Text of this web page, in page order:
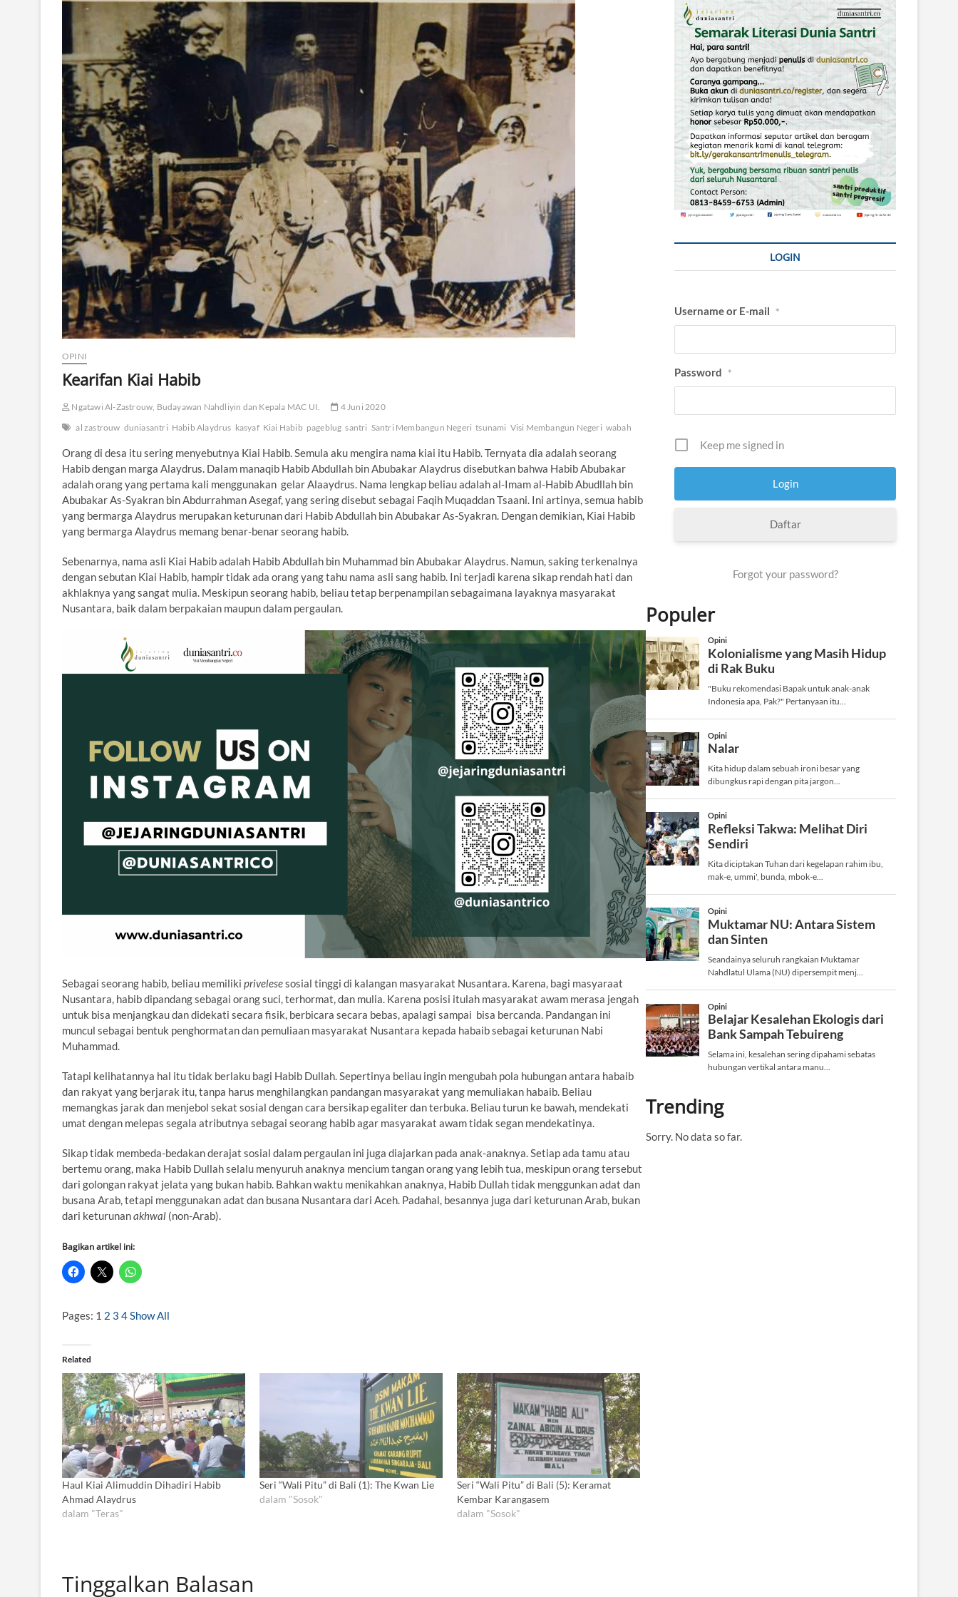
OPINI
Kearifan Kiai Habib
Ngatawi Al-Zastrouw, Budayawan Nahdliyin dan Kepala MAC UI.
4 Juni 2020
al zastrouw duniasantri Habib Alaydrus kasyaf Kiai Habib pageblug santri Santri Membangun Negeri tsunami Visi Membangun Negeri wabah
Orang di desa itu sering menyebutnya Kiai Habib. Semula aku mengira nama kiai itu Habib. Ternyata dia adalah seorang
Habib dengan marga Alaydrus. Dalam manaqib Habib Abdullah bin Abubakar Alaydrus disebutkan bahwa Habib Abubakar
adalah orang yang pertama kali menggunakan gelar Alaaydrus. Nama lengkap beliau adalah al-Imam al-Habib Abudllah bin
Abubakar As-Syakran bin Abdurrahman Asegaf, yang sering disebut sebagai Faqih Muqaddan Tsaani. Ini artinya, semua habib
yang bermarga Alaydrus merupakan keturunan dari Habib Abdullah bin Abubakar As-Syakran. Dengan demikian, Kiai Habib
yang bermarga Alaydrus memang benar-benar seorang habib.
Sebenarnya, nama asli Kiai Habib adalah Habib Abdullah bin Muhammad bin Abubakar Alaydrus. Namun, saking terkenalnya
dengan sebutan Kiai Habib, hampir tidak ada orang yang tahu nama asli sang habib. Ini terjadi karena sikap rendah hati dan
akhlaknya yang sangat mulia. Meskipun seorang habib, beliau tetap berpenampilan sebagaimana layaknya masyarakat
Nusantara, baik dalam berpakaian maupun dalam pergaulan.
Sebagai seorang habib, beliau memiliki privelesesosial tinggi di kalangan masyarakat Nusantara. Karena, bagi masyaraat
Nusantara, habib dipandang sebagai orang suci, terhormat, dan mulia. Karena posisi itulah masyarakat awam merasa jengah
untuk bisa menjangkau dan didekati secara fisik, berbicara secara bebas, apalagi sampai bisa bercanda. Pandangan ini
muncul sebagai bentuk penghormatan dan pemuliaan masyarakat Nusantara kepada habaib sebagai keturunan Nabi
Muhammad.
Tatapi kelihatannya hal itu tidak berlaku bagi Habib Dullah. Sepertinya beliau ingin mengubah pola hubungan antara habaib
dan rakyat yang berjarak itu, tanpa harus menghilangkan pandangan masyarakat yang memuliakan habaib. Beliau
memangkas jarak dan menjebol sekat sosial dengan cara bersikap egaliter dan terbuka. Beliau turun ke bawah, mendekati
umat dengan melepas segala atributnya sebagai seorang habib agar masyarakat awam tidak segan mendekatinya.
Sikap tidak membeda-bedakan derajat sosial dalam pergaulan ini juga diajarkan pada anak-anaknya. Setiap ada tamu atau
bertemu orang, maka Habib Dullah selalu menyuruh anaknya mencium tangan orang yang lebih tua, meskipun orang tersebut
dari golongan rakyat jelata yang bukan habib. Bahkan waktu menikahkan anaknya, Habib Dullah tidak menggunkan adat dan
busana Arab, tetapi menggunakan adat dan busana Nusantara dari Aceh. Padahal, besannya juga dari keturunan Arab, bukan
dari keturunanakhwal (non-Arab).
Bagikan artikel ini:
Pages: 1 2 3 4Show All
Related
Haul Kiai Alimuddin Dihadiri Habib
Ahmad Alaydrus
dalam "Teras"
Seri “Wali Pitu” di Bali (1): The Kwan Lie
dalam "Sosok"
Seri “Wali Pitu” di Bali (5): Keramat
Kembar Karangasem
dalam "Sosok"
Tinggalkan Balasan
LOGIN
Username or E-mail *
Password *
Keep me signed in
Daftar
Forgot your password?
Populer
Trending
Sorry. No data so far.